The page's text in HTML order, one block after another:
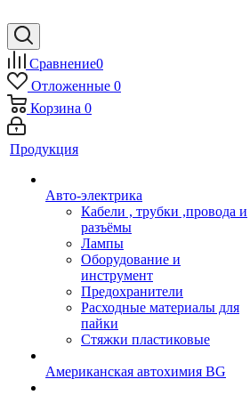
Сравнение0
Отложенные 0
Корзина 0
Продукция
Авто-электрика
Кабели , трубки ,провода и
разъёмы
Лампы
Оборудование и
инструмент
Предохранители
Расходные материалы для
пайки
Стяжки пластиковые
Американская автохимия BG